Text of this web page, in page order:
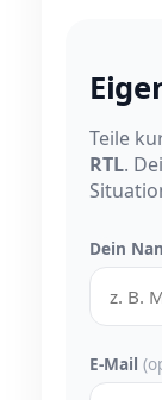
Teile
RTL.
Dein
E-Mail